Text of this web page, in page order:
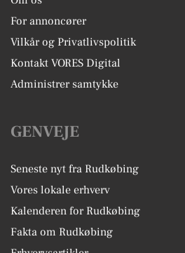
For annoncører
Vilkår og Privatlivspolitik
Kontakt VORES Digital
Administrer samtykke
GENVEJE
Seneste nyt fra Rudkøbing
Vores lokale erhverv
Kalenderen for Rudkøbing
Fakta om Rudkøbing